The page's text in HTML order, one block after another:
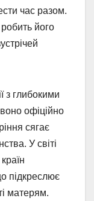
час разом.
його
з глибокими
офіційно
сягає
У світі
підкреслює
матерям.